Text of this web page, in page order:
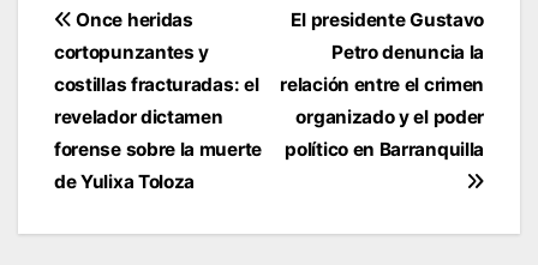
Navegación
de
entradas
El presidente Gustavo
Petro denuncia la
relación entre el crimen
organizado y el poder
político en Barranquilla
Once heridas
cortopunzantes y
costillas fracturadas: el
revelador dictamen
forense sobre la muerte
de Yulixa Toloza